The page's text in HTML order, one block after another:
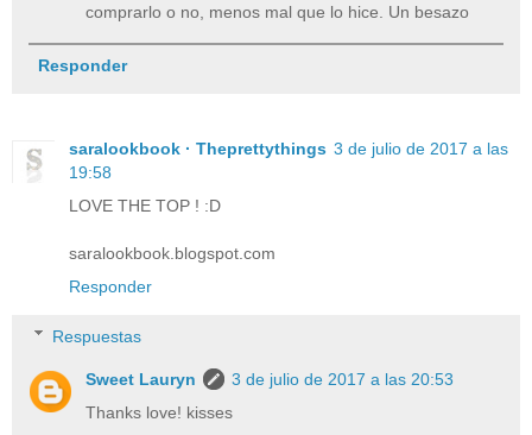
comprarlo o no, menos mal que lo hice. Un besazo
Responder
saralookbook · Theprettythings 3 de julio de 2017 a las
19:58
LOVE THE TOP ! :D
saralookbook.blogspot.com
Responder
Respuestas
Sweet Lauryn
3 de julio de 2017 a las 20:53
Thanks love! kisses